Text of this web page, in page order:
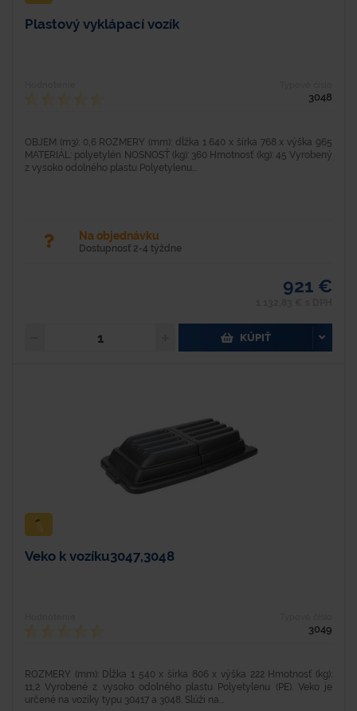
Plastový vyklápací vozík
3048
OBJEM (m3): 0,6 ROZMERY (mm): dĺžka 1 640 x šírka 768 x výška 965
MATERIÁL: polyetylén NOSNOSŤ (kg): 360 Hmotnosť (kg): 45 Vyrobený
z vysoko odolného plastu Polyetylenu...
Na objednávku
Dostupnosť 2-4 týždne
921 €
KÚPIŤ
Veko k vozíku3047,3048
3049
ROZMERY (mm): Dĺžka 1 540 x šírka 806 x výška 222 Hmotnosť (kg):
11,2 Vyrobené z vysoko odolného plastu Polyetylenu (PE). Veko je
určené na vozíky typu 30417 a 3048. Slúži na...